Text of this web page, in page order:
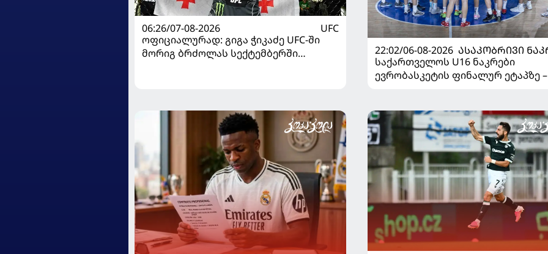
06:26/07-08-2026
UFC
ოფიციალურად: გიგა ჭიკაძე UFC-ში
მორიგ ბრძოლას სექტემბერში
22:02/06-08-2026 ᲐᲡᲐᲙᲝᲑᲠᲘᲕᲘ
საქართველოს U16 ნაკრები
ევრობასკეტის ფინალურ ეტაპზე –